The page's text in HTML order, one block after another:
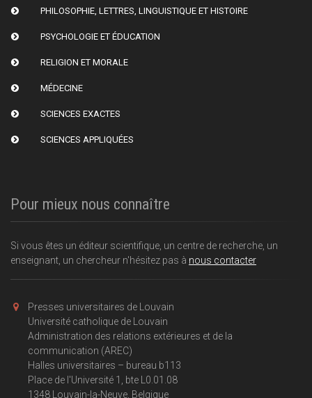
PHILOSOPHIE, LETTRES, LINGUISTIQUE ET HISTOIRE
PSYCHOLOGIE ET ÉDUCATION
RELIGION ET MORALE
MÉDECINE
SCIENCES EXACTES
SCIENCES APPLIQUÉES
Pour mieux nous connaître
Si vous êtes un éditeur scientifique, un centre de recherche, un
enseignant, un chercheur n'hésitez pas à nous contacter
Presses universitaires de Louvain
Université catholique de Louvain
Administration des relations extérieures et de la
communication (AREC)
Halles universitaires – bureau b113
Place de l'Université 1, bte L0.01.08
1348 Louvain-la-Neuve, Belgique